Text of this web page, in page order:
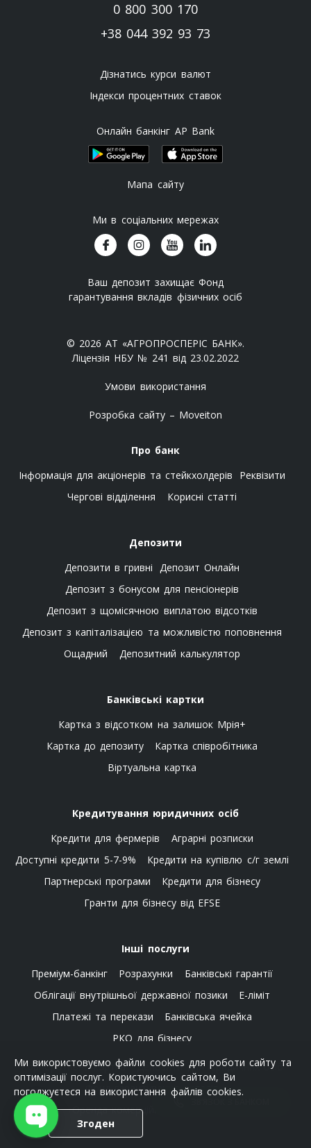
0 800 300 170
+38 044 392 93 73
Дізнатись курси валют
Індекси процентних ставок
Онлайн банкінг AP Bank
Мапа сайту
Ми в соціальних мережах
Ваш депозит захищає Фонд
гарантування вкладів фізичних осіб
© 2026 АТ «АГРОПРОСПЕРІС БАНК».
Ліцензія НБУ № 241 від 23.02.2022
Умови використання
Розробка сайту – Moveiton
Про банк
Інформація для акціонерів та стейкхолдерів
Реквізити
Чергові відділення
Корисні статті
Депозити
Депозити в гривні Депозит Онлайн
Депозит з бонусом для пенсіонерів
Депозит з щомісячною виплатою відсотків
Депозит з капіталізацією та можливістю поповнення
Ощадний
Депозитний калькулятор
Банківські картки
Картка з відсотком на залишок Мрія+
Картка до депозиту
Картка співробітника
Віртуальна картка
Кредитування юридичних осіб
Кредити для фермерів
Аграрні розписки
Доступні кредити 5-7-9%
Кредити на купівлю с/г землі
Партнерські програми
Кредити для бізнесу
Гранти для бізнесу від EFSE
Інші послуги
Преміум-банкінг
Розрахунки
Банківські гарантії
Облігації внутрішньої державної позики
E-ліміт
Платежі та перекази
Банківська ячейка
РКО для бізнесу
Корпоративна картка
Депозити для юридичних осіб
Фонд гарантування вкладів
Оренда комерційної нерухомості
Ми використовуємо файли cookies для роботи сайту та
оптимізації послуг. Користуючись сайтом, Ви
погоджуєтеся на використання файлів cookies.
Згоден